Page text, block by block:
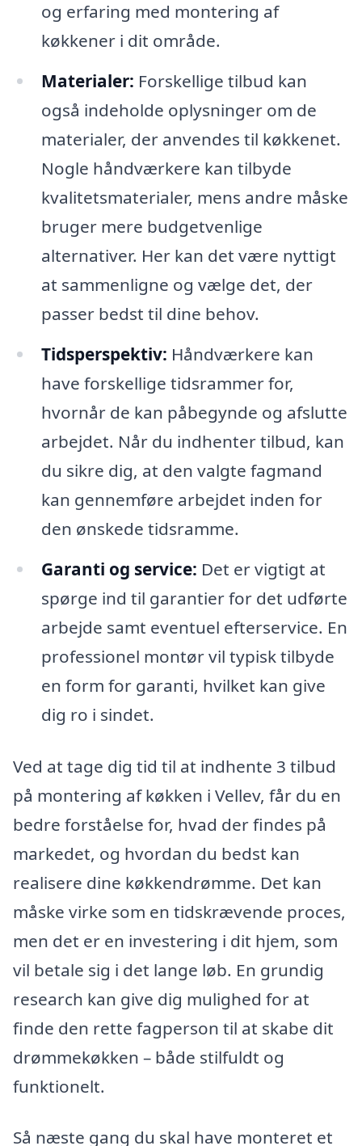
og erfaring med montering af
køkkener i dit område.
Materialer: Forskellige tilbud kan
også indeholde oplysninger om de
materialer, der anvendes til køkkenet.
Nogle håndværkere kan tilbyde
kvalitetsmaterialer, mens andre måske
bruger mere budgetvenlige
alternativer. Her kan det være nyttigt
at sammenligne og vælge det, der
passer bedst til dine behov.
Tidsperspektiv: Håndværkere kan
have forskellige tidsrammer for,
hvornår de kan påbegynde og afslutte
arbejdet. Når du indhenter tilbud, kan
du sikre dig, at den valgte fagmand
kan gennemføre arbejdet inden for
den ønskede tidsramme.
Garanti og service: Det er vigtigt at
spørge ind til garantier for det udførte
arbejde samt eventuel efterservice. En
professionel montør vil typisk tilbyde
en form for garanti, hvilket kan give
dig ro i sindet.
Ved at tage dig tid til at indhente 3 tilbud
på montering af køkken i Vellev, får du en
bedre forståelse for, hvad der findes på
markedet, og hvordan du bedst kan
realisere dine køkkendrømme. Det kan
måske virke som en tidskrævende proces,
men det er en investering i dit hjem, som
vil betale sig i det lange løb. En grundig
research kan give dig mulighed for at
finde den rette fagperson til at skabe dit
drømmekøkken – både stilfuldt og
funktionelt.
Så næste gang du skal have monteret et